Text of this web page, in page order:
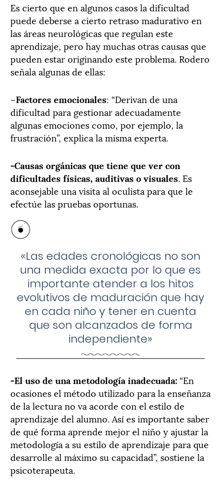
Es cierto que en algunos casos la dificultad
puede deberse a cierto retraso madurativo en
las áreas neurológicas que regulan este
aprendizaje, pero hay muchas otras causas que
pueden estar originando este problema. Rodero
señala algunas de ellas:
–Factores emocionales: “Derivan de una
dificultad para gestionar adecuadamente
algunas emociones como, por ejemplo, la
frustración”, explica la misma experta.
-Causas orgánicas que tiene que ver con
dificultades físicas, auditivas o visuales. Es
aconsejable una visita al oculista para que le
efectúe las pruebas oportunas.
«Las edades cronológicas no son
una medida exacta por lo que es
importante atender a los hitos
evolutivos de maduración que hay
en cada niño y tener en cuenta
que son alcanzados de forma
independiente»
-El uso de una metodología inadecuada:“En
ocasiones el método utilizado para la enseñanza
de la lectura no va acorde con el estilo de
aprendizaje del alumno. Así es importante saber
de qué forma aprende mejor el niño y ajustar la
metodología a su estilo de aprendizaje para que
desarrolle al máximo su capacidad”, sostiene la
psicoterapeuta.